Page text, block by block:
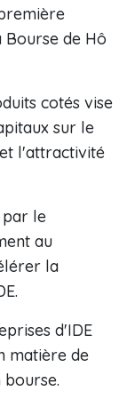
Bourse de Hô
cotés vise
sur le
l'attractivité
par le
au
la
d'IDE
matière de